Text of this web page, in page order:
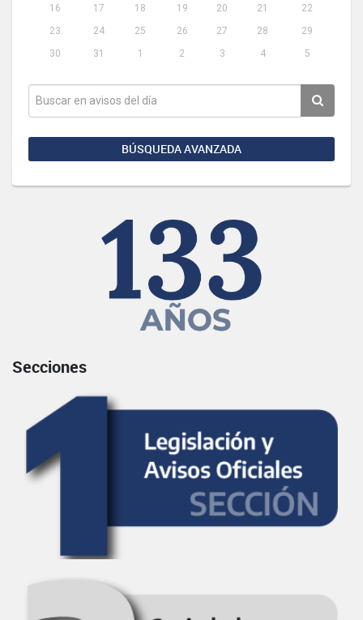
16
17 18 19 20 21
22
23
24 25 26 27 28
29
30
31 1 2 3 4 5
BÚSQUEDA AVANZADA
Secciones